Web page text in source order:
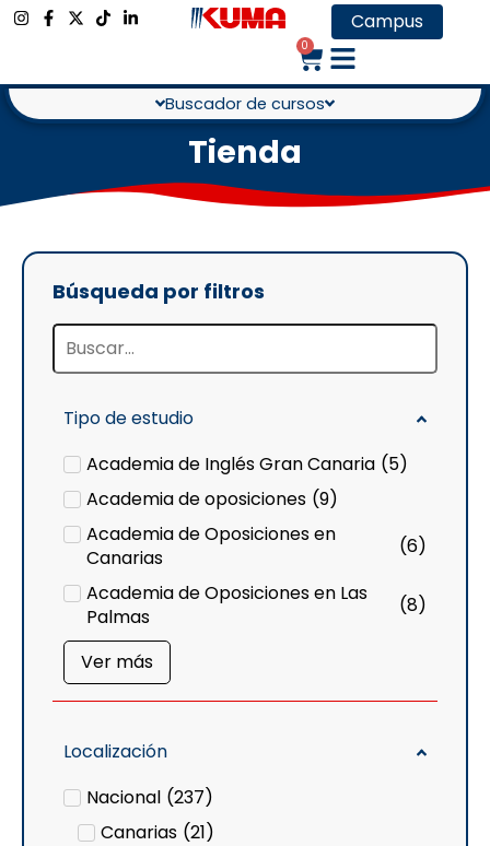
Campus
0
Buscador de cursos
Tienda
Búsqueda por filtros
Tipo de estudio
Academia de Inglés Gran Canaria (5)
Academia de oposiciones (9)
Academia de Oposiciones en
Canarias
(6)
Academia de Oposiciones en Las
Palmas
(8)
Ver más
Localización
Nacional (237)
Canarias (21)